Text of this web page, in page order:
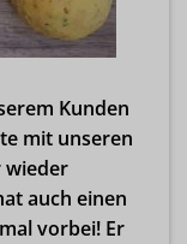
Kunden
mit unseren
wieder
auch einen
vorbei! Er